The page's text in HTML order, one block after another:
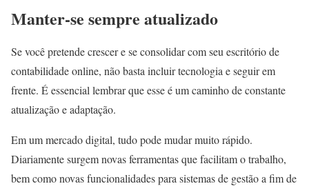
Manter-se sempre atualizado
Se você pretende crescer e se consolidar com seu escritório de
contabilidade online, não basta incluir tecnologia e seguir em
frente. É essencial lembrar que esse é um caminho de constante
atualização e adaptação.
Em um mercado digital, tudo pode mudar muito rápido.
Diariamente surgem novas ferramentas que facilitam o trabalho,
bem como novas funcionalidades para sistemas de gestão a fim de